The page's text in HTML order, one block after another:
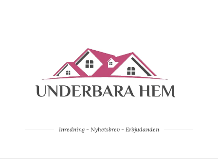
Inredning - Nyhetsbrev - Erbjudanden